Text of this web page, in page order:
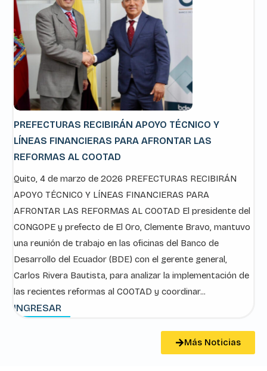
PREFECTURAS RECIBIRÁN APOYO TÉCNICO Y
LÍNEAS FINANCIERAS PARA AFRONTAR LAS
REFORMAS AL COOTAD
Quito, 4 de marzo de 2026 PREFECTURAS RECIBIRÁN
APOYO TÉCNICO Y LÍNEAS FINANCIERAS PARA
AFRONTAR LAS REFORMAS AL COOTAD El presidente del
CONGOPE y prefecto de El Oro, Clemente Bravo, mantuvo
una reunión de trabajo en las oficinas del Banco de
Desarrollo del Ecuador (BDE) con el gerente general,
Carlos Rivera Bautista, para analizar la implementación de
las recientes reformas al COOTAD y coordinar...
INGRESAR
Más Noticias